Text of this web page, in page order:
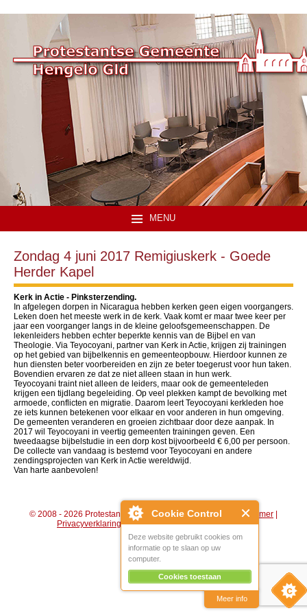
Cookie Control
Deze website gebruikt cookies om
informatie op te slaan op uw
computer.
Cookies toestaan
Meer info
MENU
Zondag 4 juni 2017 Remigiuskerk - Goede
Herder Kapel
Kerk in Actie - Pinksterzending.
In afgelegen dorpen in Nicaragua hebben kerken geen eigen voorgangers.
Leken doen het meeste werk in de kerk. Vaak komt er maar twee keer per
jaar een voorganger langs in de kleine geloofsgemeenschappen. De
lekenleiders hebben echter beperkte kennis van de Bijbel en van
Theologie. Via Teyocoyani, partner van Kerk in Actie, krijgen zij trainingen
op het gebied van bijbelkennis en gemeenteopbouw. Hierdoor kunnen ze
hun diensten beter voorbereiden en zijn ze beter toegerust voor hun taken.
Bovendien ervaren ze dat ze niet alleen staan in hun werk.
Teyocoyani traint niet alleen de leiders, maar ook de gemeenteleden
krijgen een tijdlang begeleiding. Op veel plekken kampt de bevolking met
armoede, conflicten en migratie. Daarom leert Teyocoyani kerkleden hoe
ze iets kunnen betekenen voor elkaar en voor anderen in hun omgeving.
De gemeenten veranderen en groeien zichtbaar door deze aanpak. In
2017 wil Teyocoyani in veertig gemeenten trainingen geven. Een
tweedaagse bijbelstudie in een dorp kost bijvoorbeeld € 6,00 per persoon.
De collecte van vandaag is bestemd voor Teyocoyani en andere
zendingsprojecten van Kerk in Actie wereldwijd.
Van harte aanbevolen!
© 2008 - 2026 Protestantse Gemeente Hengelo (Gld) | Disclaimer |
Privacyverklaring|Algemene voorwaarden|Beheer